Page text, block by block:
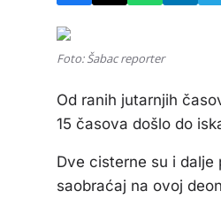
Foto: Šabac reporter
Od ranih jutarnjih
15 časova došlo do
Dve cisterne su i
saobraćaj na ovoj